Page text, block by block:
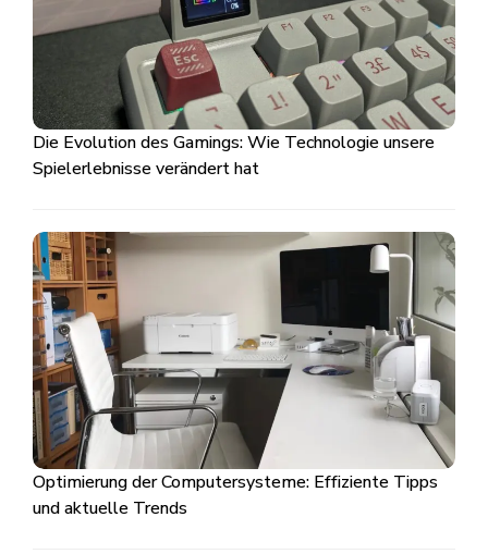
Die Evolution des Gamings: Wie Technologie unsere
Spielerlebnisse verändert hat
Optimierung der Computersysteme: Effiziente Tipps
und aktuelle Trends